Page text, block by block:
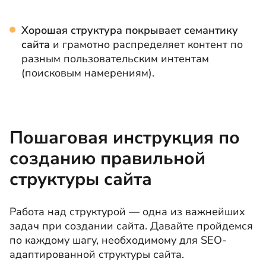
Хорошая структура покрывает семантику
сайта и грамотно распределяет контент по
разным пользовательским интентам
(поисковым намерениям).
Пошаговая инструкция по
созданию правильной
структуры сайта
Работа над структурой — одна из важнейших
задач при создании сайта. Давайте пройдемся
по каждому шагу, необходимому для SEO-
адаптированной структуры сайта.